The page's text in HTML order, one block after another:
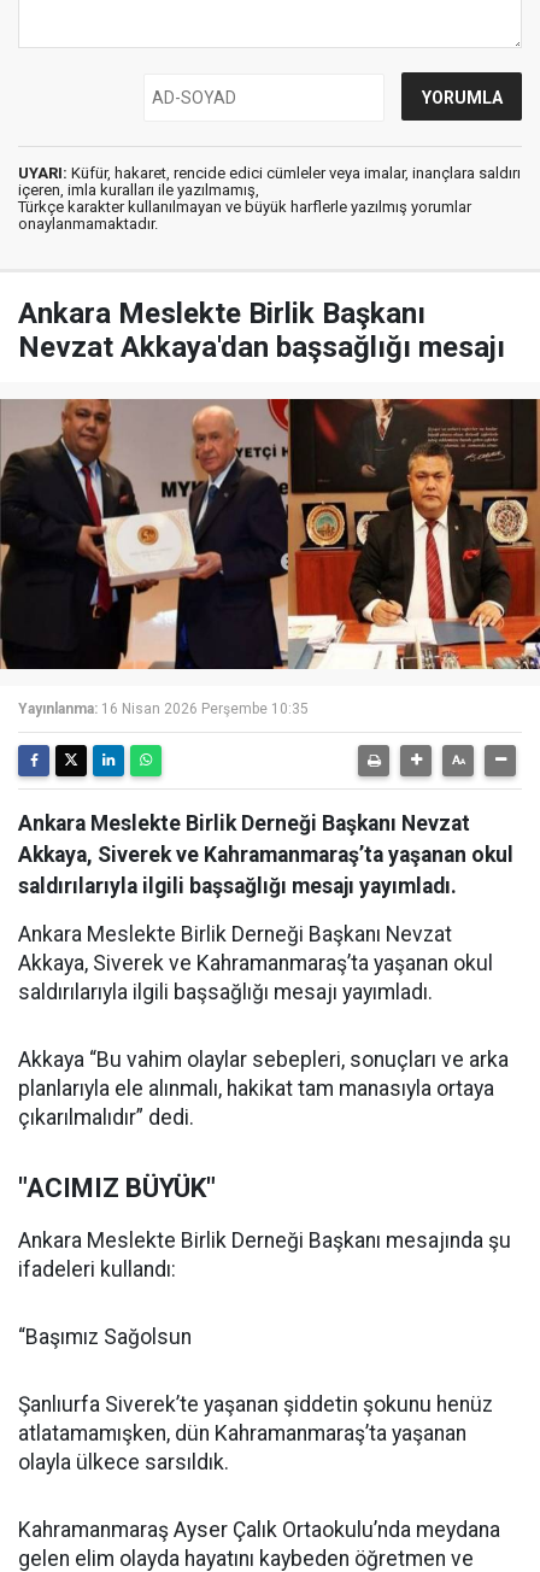
UYARI: Küfür, hakaret, rencide edici cümleler veya imalar, inançlara saldırı
içeren, imla kuralları ile yazılmamış,
Türkçe karakter kullanılmayan ve büyük harflerle yazılmış yorumlar
onaylanmamaktadır.
Ankara Meslekte Birlik Başkanı
Nevzat Akkaya'dan başsağlığı mesajı
Yayınlanma: 16 Nisan 2026 Perşembe 10:35
Ankara Meslekte Birlik Derneği Başkanı Nevzat
Akkaya, Siverek ve Kahramanmaraş’ta yaşanan okul
saldırılarıyla ilgili başsağlığı mesajı yayımladı.
Ankara Meslekte Birlik Derneği Başkanı Nevzat
Akkaya, Siverek ve Kahramanmaraş’ta yaşanan okul
saldırılarıyla ilgili başsağlığı mesajı yayımladı.
Akkaya “Bu vahim olaylar sebepleri, sonuçları ve arka
planlarıyla ele alınmalı, hakikat tam manasıyla ortaya
çıkarılmalıdır” dedi.
"ACIMIZ BÜYÜK"
Ankara Meslekte Birlik Derneği Başkanı mesajında şu
ifadeleri kullandı:
“Başımız Sağolsun
Şanlıurfa Siverek’te yaşanan şiddetin şokunu henüz
atlatamamışken, dün Kahramanmaraş’ta yaşanan
olayla ülkece sarsıldık.
Kahramanmaraş Ayser Çalık Ortaokulu’nda meydana
gelen elim olayda hayatını kaybeden öğretmen ve